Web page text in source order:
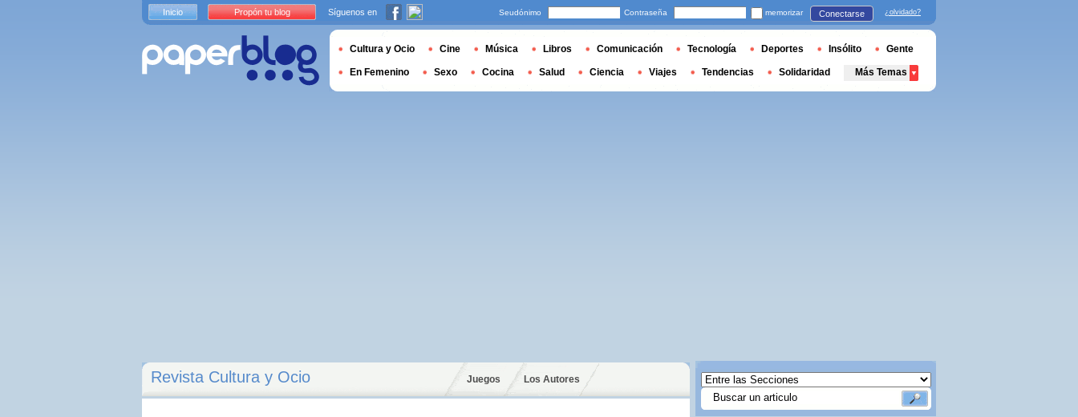
Revista Cultura y Ocio Juegos Los Autores
Inicio Propón tu blog Síguenos en Seudónimo Contraseña memorizar Conectarse ¿olvidado?
Cultura y Ocio Cine Música Libros Comunicación Tecnología Deportes Insólito Gente
En Femenino Sexo Cocina Salud Ciencia Viajes Tendencias Solidaridad Más Temas